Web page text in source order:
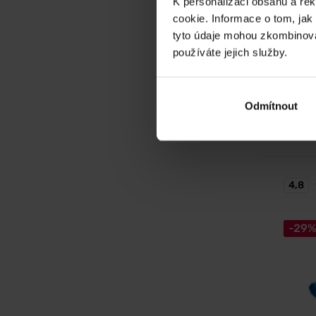
cookie. Informace o tom,
tyto údaje mohou
používáte jejich služby.
Odmítnout
69
-29%
4,8